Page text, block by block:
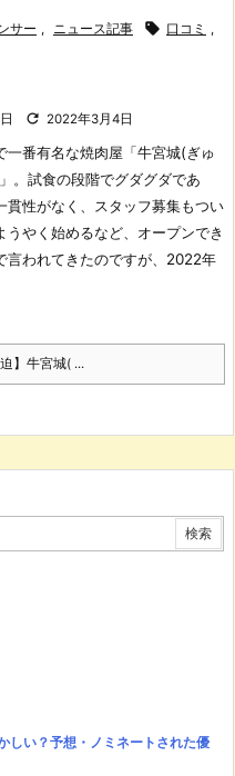
サー , ニュース記事  口コミ
,
 2022年3月4日
一番有名な焼肉屋「牛宮城(ぎゅ
。 試食の段階でグダグダであ
貫性がなく、スタッフ募集もつい
うやく始めるなど、オープンでき
言われてきたのですが、2022年
】牛宮城( ...
しい？予想・ノミネートされた優